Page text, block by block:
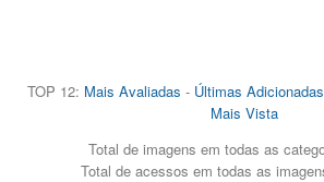
TOP 12: Mais Avaliadas - Últimas Adicionadas
Mais Vista
Total de imagens em todas as
Total de acessos em todas as